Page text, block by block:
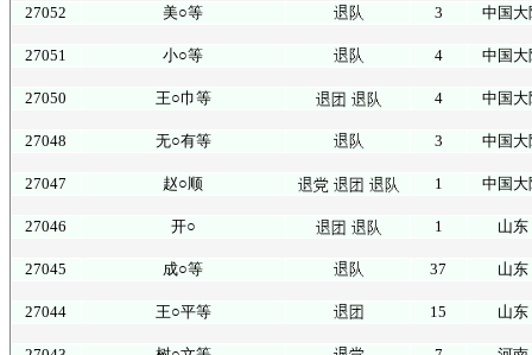
27052 美○等 3 中国大
27051 小○等 4 中国大
27050 王○巾等 4 中国大
27048 无○有等 3 中国大
27047 赵○顺 1 中国大
27046 开○ 1 山东
27045 成○等 37 山东
27044 王○平等 15 山东